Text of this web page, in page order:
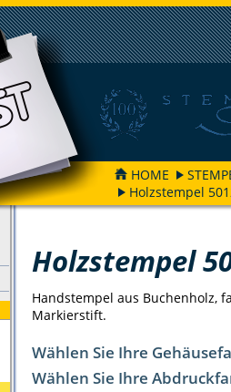
HOME
Holzstempel
Holzstempel
Handstempel aus Buchenholz,
Markierstift.
Wählen Sie Ihre
Wählen Sie Ihre